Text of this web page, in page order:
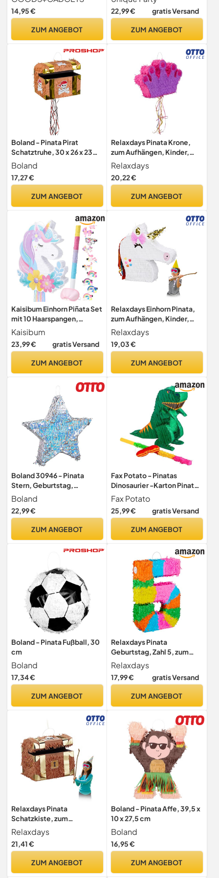
Geburtstag Hochzeit Party
(Esel)
14,95 €
ZUM ANGEBOT
22,99 € gratis Versand
ZUM ANGEBOT
Boland - Pinata Pirat
Schatztruhe, 30 x 26 x 23
cm
Boland
17,27 €
ZUM ANGEBOT
Relaxdays Pinata Krone,
zum Aufhängen, Kinder,
Mädchen, Geburtstag, zum
Befüllen, Piñata, HBT 31 x
49 x 10 cm, lila-pink
Relaxdays
20,22 €
ZUM ANGEBOT
Kaisibum Einhorn Piñata Set
mit 10 Haarspangen,
Komplettes Piñata
Partyspiel, Einhorn
Partytüten Füller,
Geburtstage Partys
Kaisibum
23,99 € gratis Versand
ZUM ANGEBOT
Relaxdays Einhorn Pinata,
zum Aufhängen, Kinder,
Mädchen, Geburtstag,
Unicorn Pinata, zum selbst
Befüllen, Piñata, weiß
Relaxdays
19,03 €
ZUM ANGEBOT
Boland 30946 - Pinata
Stern, Geburtstag,
Mottoparty, Feier,
Kindergeburtstag, Deko,
Weihnachten, Geschenke
Boland
22,99 €
ZUM ANGEBOT
Fax Potato - Pinatas
Dinosaurier -Karton Pinata,
Stick Und Augenbinde -
W43cm X D13cm X H55cm -
Grün
Fax Potato
25,99 € gratis Versand
ZUM ANGEBOT
Boland - Pinata Fußball, 30
cm
Boland
17,34 €
ZUM ANGEBOT
Relaxdays Pinata
Geburtstag, Zahl 5, zum
Aufhängen, Kinder &
Erwachsene, Papier, zum
selbst Befüllen, Piñata,
Relaxdays
17,99 € gratis Versand
ZUM ANGEBOT
Relaxdays Pinata
Schatzkiste, zum
Aufhängen, Kinder,
Mädchen, Jungs,
Geburtstag, Befüllen,
braun
Relaxdays
21,41 €
ZUM ANGEBOT
Boland - Pinata Affe, 39,5 x
10 x 27,5 cm
Boland
16,95 €
ZUM ANGEBOT